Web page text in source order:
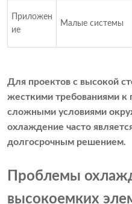
Приложен
ие
Малые системы
Для проектов с высокой
жесткими требованиями к
сложными условиями
охлаждение часто
долгосрочным решением.
Проблемы
высокоемких